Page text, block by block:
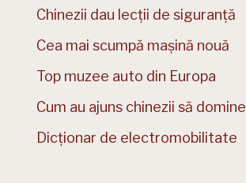
Chinezii dau lecții de siguranță
Cea mai scumpă mașină nouă
Top muzee auto din Europa
Cum au ajuns chinezii să domine
Dicționar de electromobilitate